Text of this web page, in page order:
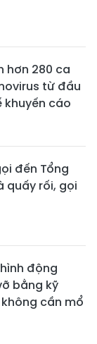
hơn 280 ca
từ đầu
khuyến cáo
đến Tổng
quấy rối, gọi
động
bằng kỹ
cần mổ